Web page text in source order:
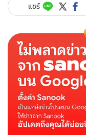
แชร์